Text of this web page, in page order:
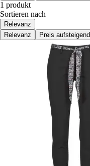
1 produkt
Sortieren nach
Relevanz
Relevanz
Preis aufsteigend